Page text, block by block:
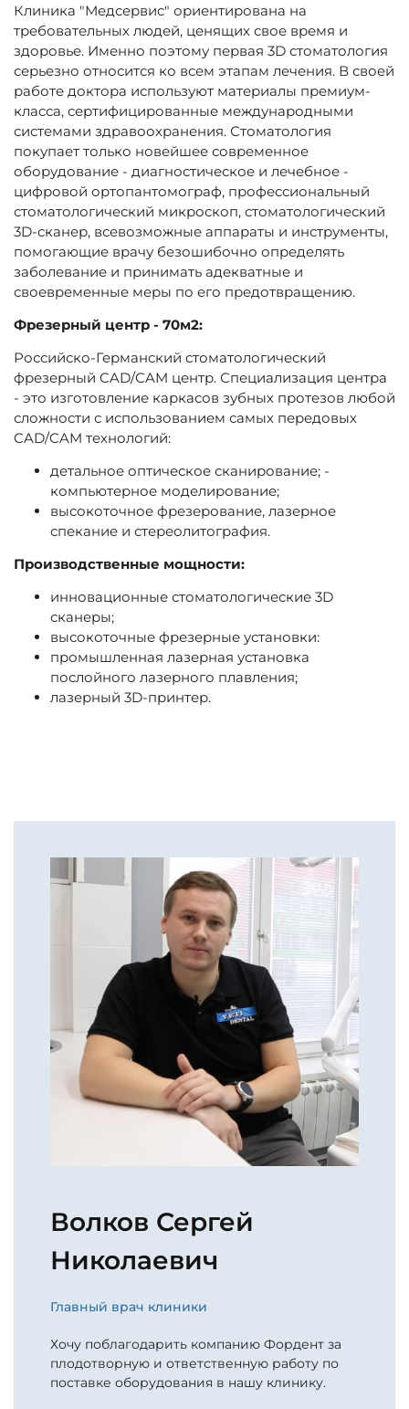
Клиника "Медсервис" ориентирована на
требовательных людей, ценящих свое время и
здоровье. Именно поэтому первая 3D стоматология
серьезно относится ко всем этапам лечения. В своей
работе доктора используют материалы премиум-
класса, сертифицированные международными
системами здравоохранения. Стоматология
покупает только новейшее современное
оборудование - диагностическое и лечебное -
цифровой ортопантомограф, профессиональный
стоматологический микроскоп, стоматологический
3D-сканер, всевозможные аппараты и инструменты,
помогающие врачу безошибочно определять
заболевание и принимать адекватные и
своевременные меры по его предотвращению.
Фрезерный центр - 70м2:
Российско-Германский стоматологический
фрезерный CAD/CAM центр. Специализация центра
- это изготовление каркасов зубных протезов любой
сложности с использованием самых передовых
CAD/CAM технологий:
детальное оптическое сканирование; -
компьютерное моделирование;
высокоточное фрезерование, лазерное
спекание и стереолитография.
Производственные мощности:
инновационные стоматологические 3D
сканеры;
высокоточные фрезерные установки:
промышленная лазерная установка
послойного лазерного плавления;
лазерный 3D-принтер.
Волков Сергей
Николаевич
Главный врач клиники
Хочу поблагодарить компанию Фордент за
плодотворную и ответственную работу по
поставке оборудования в нашу клинику.